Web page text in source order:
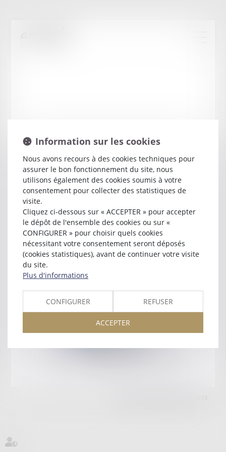
ValerieDEVEZE
ROND POINT KM DELTA
850 RUE ETIENNE LENOIR
30023 NIMES
Tél :04 66 29 69 00
Honoraires Plan du site
amicale AA -COvea
Information sur les cookies
Nous avons recours à des cookies techniques pour
assurer le bon fonctionnement du site, nous
utilisons également des cookies soumis à votre
consentement pour collecter des statistiques de
visite.
Cliquez ci-dessous sur « ACCEPTER » pour accepter
le dépôt de l'ensemble des cookies ou sur «
CONFIGURER » pour choisir quels cookies
nécessitant votre consentement seront déposés
(cookies statistiques), avant de continuer votre visite
du site.
Plus d'informations
CONFIGURER REFUSER
ACCEPTER